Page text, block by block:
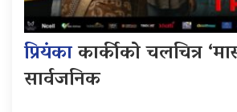
प्रियंकाकार्कीको चलचित्र
सार्वजनिक